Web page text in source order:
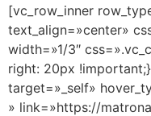
[vc_row_inner
text_align=»center»
width=»1/3″
right: 20px
target=»_self»
» link=»https://